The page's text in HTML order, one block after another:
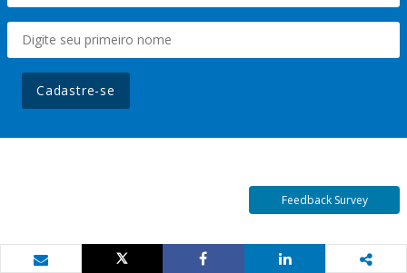
Cadastre-se
Feedback Survey